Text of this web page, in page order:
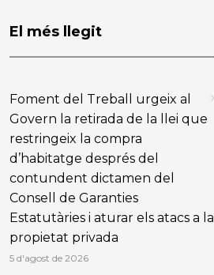
El més llegit
Foment del Treball urgeix al
Govern la retirada de la llei que
restringeix la compra
d’habitatge després del
contundent dictamen del
Consell de Garanties
Estatutàries i aturar els atacs a la
propietat privada
5 d'agost de 2026